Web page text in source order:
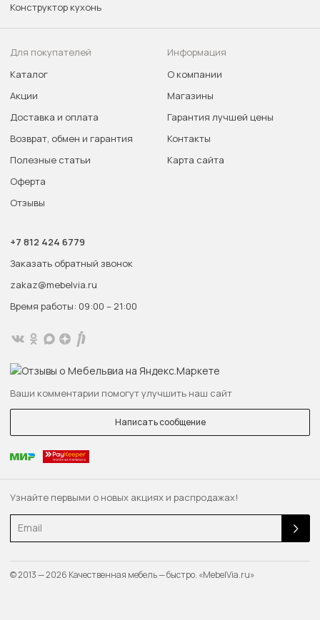
Узнайте первыми о новых акциях и распродажах!
Email
Конструктор кухонь
Для покупателей
Каталог
Акции
Доставка и оплата
Возврат, обмен и гарантия
Полезные статьи
Оферта
Отзывы
Информация
О компании
Магазины
Гарантия лучшей цены
Контакты
Карта сайта
+7 812 424 6779
Заказать обратный звонок
zakaz@mebelvia.ru
Время работы: 09:00 – 21:00
Ваши комментарии помогут улучшить наш сайт
Написать сообщение
© 2013 — 2026 Качественная мебель — быстро. «MebelVia.ru»